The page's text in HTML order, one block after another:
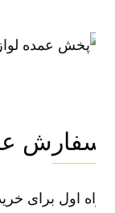
اول برای خرید